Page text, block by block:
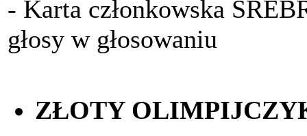
- Karta członkowska
głosy w głosowaniu
ZŁOTY